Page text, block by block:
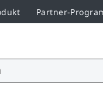
Partner-